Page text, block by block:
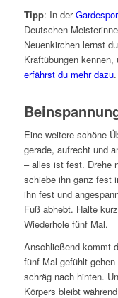
Tipp: In der
Deutschen
Neuenkirchen lernst
Kraftübungen
erfährst du mehr dazu.
Eine weitere schöne
gerade, aufrecht und
– alles ist fest. Drehe
schiebe ihn ganz fest
ihn fest und
Fuß abhebt. Halte
Wiederhole fünf Mal.
Anschließend kommt
fünf Mal gefühlt
schräg nach hinten.
Körpers bleibt